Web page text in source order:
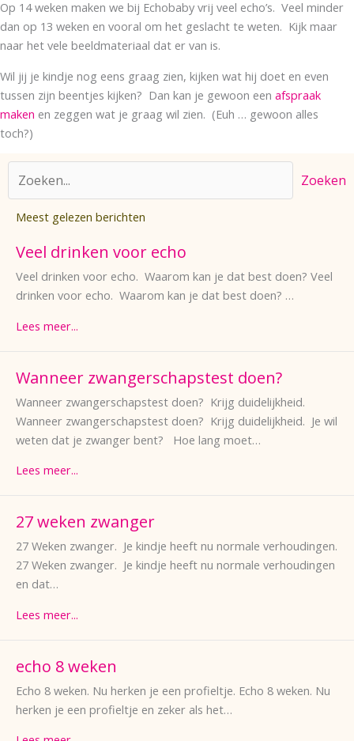
Op 14 weken maken we bij Echobaby vrij veel echo’s. Veel minder
dan op 13 weken en vooral om het geslacht te weten. Kijk maar
naar het vele beeldmateriaal dat er van is.
Wil jij je kindje nog eens graag zien, kijken wat hij doet en even
tussen zijn beentjes kijken? Dan kan je gewoon een afspraak
maken en zeggen wat je graag wil zien. (Euh … gewoon alles
toch?)
Zoeken
Meest gelezen berichten
Veel drinken voor echo
Veel drinken voor echo. Waarom kan je dat best doen? Veel
drinken voor echo. Waarom kan je dat best doen? …
Lees meer...
Wanneer zwangerschapstest doen?
Wanneer zwangerschapstest doen? Krijg duidelijkheid.
Wanneer zwangerschapstest doen? Krijg duidelijkheid. Je wil
weten dat je zwanger bent? Hoe lang moet…
Lees meer...
27 weken zwanger
27 Weken zwanger. Je kindje heeft nu normale verhoudingen.
27 Weken zwanger. Je kindje heeft nu normale verhoudingen
en dat…
Lees meer...
echo 8 weken
Echo 8 weken. Nu herken je een profieltje. Echo 8 weken. Nu
herken je een profieltje en zeker als het…